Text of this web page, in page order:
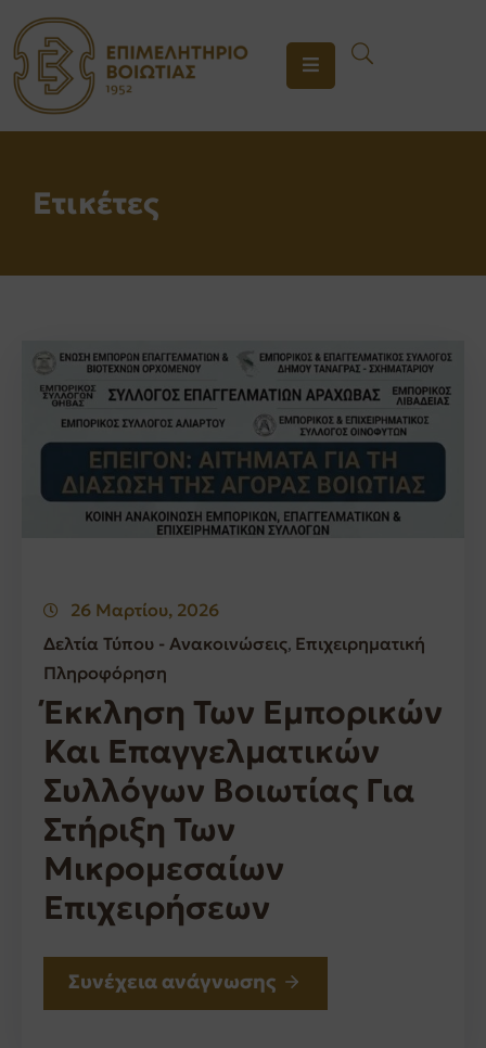
ΤΟ
ΕΠΙΜΕΛΗΤΗΡΙΟ
ΕΝΗΜΕΡΩΣΗ
Ετικέτες
26 Μαρτίου, 2026
Δελτία Τύπου - Ανακοινώσεις‚ Επιχειρηματική
Πληροφόρηση
Έκκληση Των Εμπορικών
Και Επαγγελματικών
Συλλόγων Βοιωτίας Για
Στήριξη Των
Μικρομεσαίων
Επιχειρήσεων
Συνέχεια ανάγνωσης